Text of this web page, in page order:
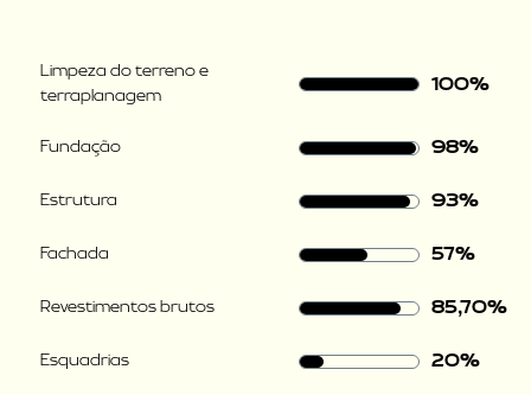
Limpeza do terreno e
terraplanagem
100%
Fundação 98%
Estrutura 93%
Fachada 57%
Revestimentos brutos 85,70%
Esquadrias 20%